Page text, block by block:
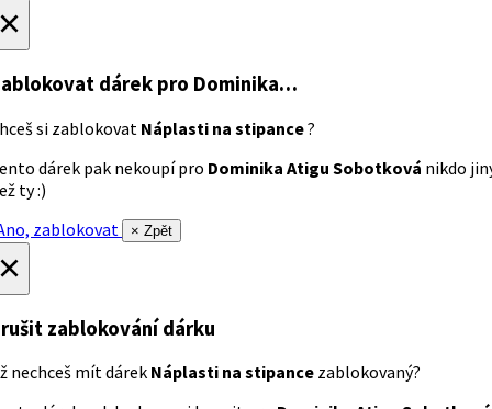
dárek pro Dominika…
si zablokovat Náplasti na stipance?
dárek pak nekoupí pro Dominika Atigu Sobotková nikdo
ty :)
zablokovat
× Zpět
zablokování dárku
nechceš mít dárek Náplasti na stipance zablokovaný?